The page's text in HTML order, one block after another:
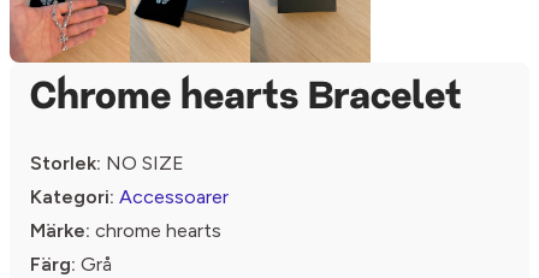
Chrome hearts Bracelet
Storlek: NO SIZE
Kategori: Accessoarer
Märke: chrome hearts
Färg: Grå